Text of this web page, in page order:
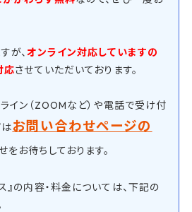
が、オンライン対応していますの
応させていただいております。
イン（ZOOMなど）や電話で受け付
お問い合わせページの
をお待ちしております。
の内容・料金については、下記の